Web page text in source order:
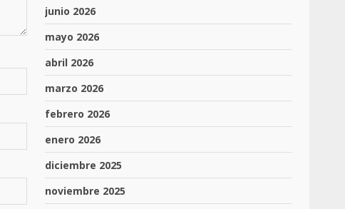
junio 2026
mayo 2026
abril 2026
marzo 2026
febrero 2026
enero 2026
diciembre 2025
noviembre 2025